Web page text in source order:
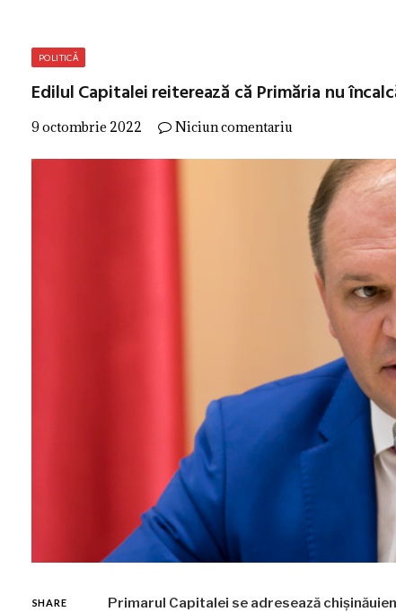
POLITICĂ
Edilul Capitalei reiterează că Primăria nu
9 octombrie 2022 Niciun comentariu
SHARE
Primarul Capitalei se adresează